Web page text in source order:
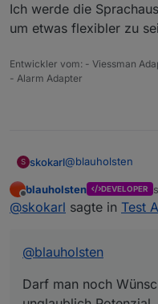
Ich habe die
Anwesenheit
Ich werde die
um etwas flexibler zu
Entwickler vom: - Viessman
- Alarm Adapter
S skokarl@blauholsten
Darf man noch
unglaublich
Offline
blauholsten DEVELOPER
@skokarl sagte in Test
@blauholsten
Darf man noch